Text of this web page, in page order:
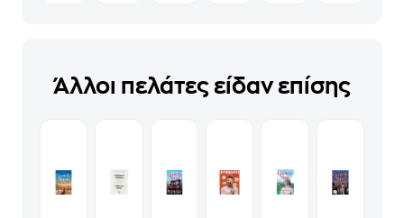
Άλλοι πελάτες είδαν επίσης